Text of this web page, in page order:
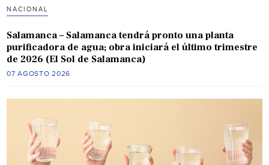
NACIONAL
Salamanca – Salamanca tendrá pronto una planta
purificadora de agua; obra iniciará el último trimestre
de 2026 (El Sol de Salamanca)
07 AGOSTO 2026